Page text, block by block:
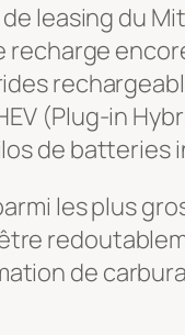
leasing du
(Plug-in
de batteries
les plus
de